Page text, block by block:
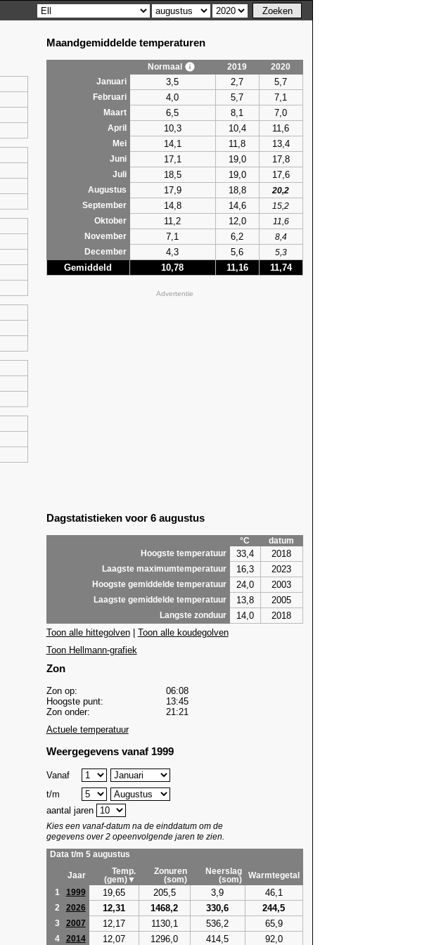
Maandgemiddelde temperaturen
Normaal 2019
2020
Januari
3,5 2,7 5,7
Februari 4,0 5,7 7,1
Maart 6,5 8,1 7,0
April 10,3 10,4 11,6
Mei 14,1 11,8 13,4
Juni 17,1 19,0 17,8
Juli 18,5 19,0 17,6
Augustus 17,9 18,8
20,2
September
14,8 14,6
15,2
Oktober
11,2 12,0
11,6
November
7,1 6,2
8,4
December
4,3 5,6 5,3
Gemiddeld 10,78 11,16 11,74
Advertentie
Dagstatistieken voor 6 augustus
°C
datum
Hoogste temperatuur
33,4 2018
Laagste maximumtemperatuur 16,3 2023
Hoogste gemiddelde temperatuur 24,0 2003
Laagste gemiddelde temperatuur 13,8 2005
Langste zonduur 14,0
2018
Toon alle hittegolven| Toon alle koudegolven
Toon Hellmann-grafiek
Zon
Zon op:
06:08
Hoogste punt:
13:45
Zon onder:
21:21
Actuele temperatuur
Weergegevens vanaf 1999
Vanaf
t/m
aantal jaren
Kies een vanaf-datum na de einddatum om de
gegevens over 2 opeenvolgende jaren te zien.
Data t/m 5 augustus
Jaar
Temp.
(gem)▼
Zonuren
(som)
Neerslag
(som)
Warmtegetal
1
1999 19,65 205,5 3,9 46,1
2 2026 12,31 1468,2 330,6 244,5
3 2007 12,17 1130,1 536,2 65,9
4 2014 12,07 1296,0 414,5 92,0